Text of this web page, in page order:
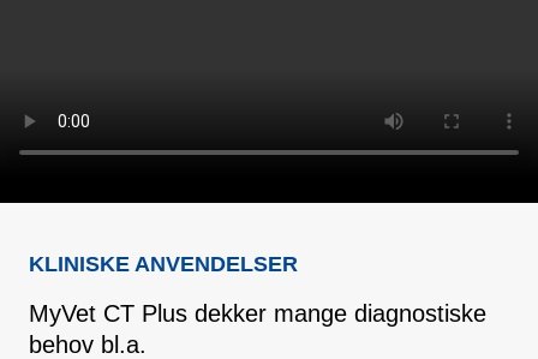
KLINISKE ANVENDELSER
MyVet CT Plus dekker mange diagnostiske
behov bl.a.